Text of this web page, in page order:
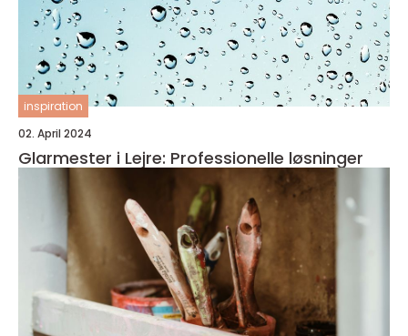
inspiration
02. April 2024
Glarmester i Lejre: Professionelle løsninger